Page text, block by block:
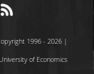
ΕΡΓΑΣΙΑ
1996 - 2026 |
of Economics